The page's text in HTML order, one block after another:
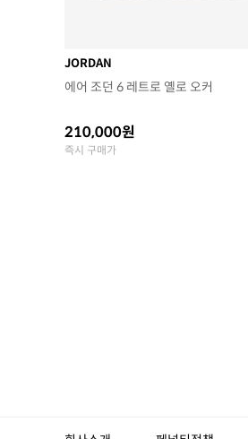
JORDAN
에어 조던 6 레트로 옐로 오커
210,000원
즉시 구매가